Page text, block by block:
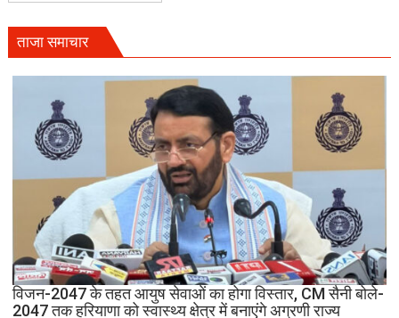
के
का
दावा;
ने
जारी
किया
नोटिस
ताजा समाचार
विजन-2047 के तहत आयुष सेवाओं का होगा विस्तार, CM सैनी बोले-
2047 तक हरियाणा को स्वास्थ्य क्षेत्र में बनाएंगे अग्रणी राज्य